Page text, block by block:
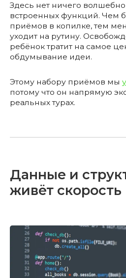
Здесь нет ничего
встроенных функций. Чем
приёмов в копилке, тем
уходит на рутину.
ребёнок тратит на самое
обдумывание идеи.
Этому набору приёмов мы
потому что он напрямую
реальных турах.
Данные и
живёт скорость